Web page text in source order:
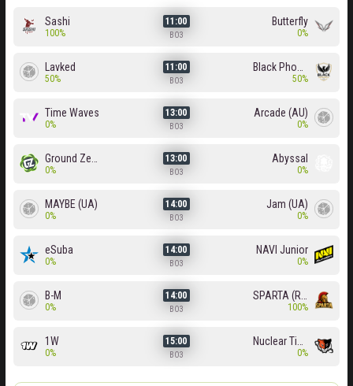
Sashi
100%
11:00
BO3
Butterfly
0%
Lavked
50%
11:00
BO3 50%
Time Waves
0%
13:00
BO3
Arcade (AU)
0%
0%
13:00
BO3
Abyssal
0%
MAYBE (UA)
0%
14:00
BO3
Jam (UA)
0%
eSuba
0%
14:00
BO3
NAVI Junior
0%
B-M
0%
14:00
BO3 100%
1W
0%
15:00
BO3 0%